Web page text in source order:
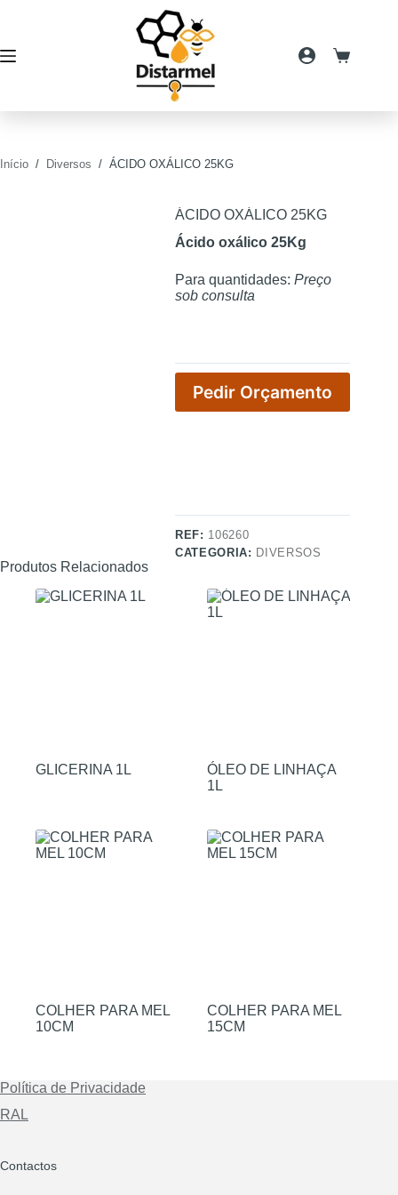
conteúdo
Carrinho
Início / Diversos / ÁCIDO OXÁLICO 25KG
ÁCIDO OXÁLICO 25KG
Ácido oxálico 25Kg
Para quantidades:Preço
sob consulta
Pedir Orçamento
REF: 106260
CATEGORIA: DIVERSOS
Produtos Relacionados
GLICERINA 1L
ÓLEO DE LINHAÇA
1L
COLHER PARA MEL
10CM
COLHER PARA MEL
15CM
Política de Privacidade
RAL
Contactos